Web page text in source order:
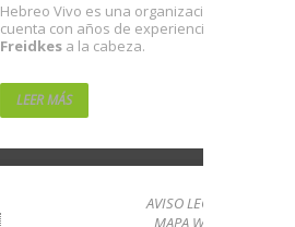
Hebreo Vivo es una organización sólida que
cuenta con años de experiencia… con
Freidkes a la cabeza.
LEER MÁS
AVISO LEGAL
MAPA WEB